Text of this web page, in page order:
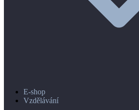
E-shop
Vzdělávání